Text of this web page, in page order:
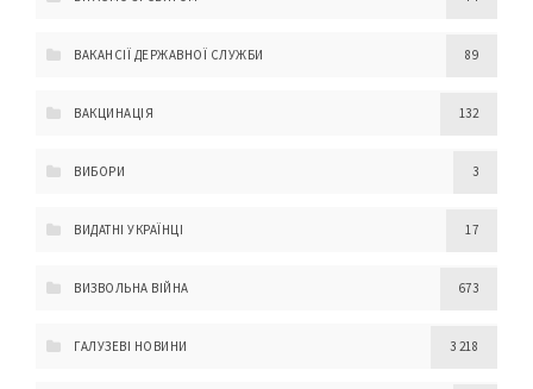
ВАКАНСІЇ ДЕРЖАВНОЇ СЛУЖБИ 89
ВАКЦИНАЦІЯ 132
ВИБОРИ 3
ВИДАТНІ УКРАЇНЦІ 17
ВИЗВОЛЬНА ВІЙНА 673
ГАЛУЗЕВІ НОВИНИ 3 218